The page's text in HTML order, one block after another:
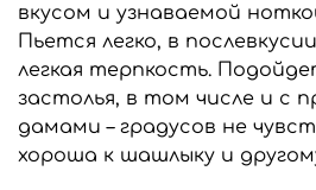
вкусом и узнаваемой
Пьется легко, в
легкая терпкость.
застолья, в том числе и с
дамами – градусов не
хороша к шашлыку и